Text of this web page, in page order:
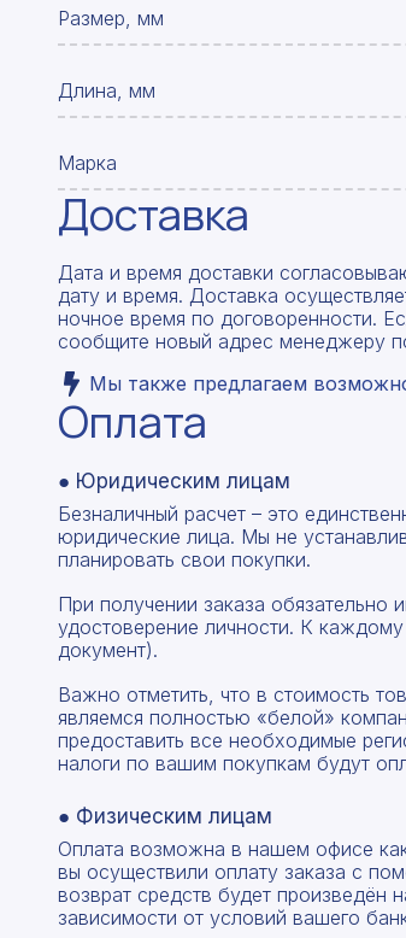
Размер, мм
Длина, мм
Марка
Доставка
Дата и время доставки
дату и время. Доставка
ночное время по договоренности.
сообщите новый адрес менеджеру
Мы также предлагаем
Оплата
● Юридическим лицам
Безналичный расчет – это
юридические лица. Мы не
планировать свои покупки.
При получении заказа обязательно
удостоверение личности. К
документ).
Важно отметить, что в стоимость
являемся полностью «белой»
предоставить все необходимые
налоги по вашим покупкам будут
● Физическим лицам
Оплата возможна в нашем офисе
вы осуществили оплату заказа с
возврат средств будет произведён
зависимости от условий вашего